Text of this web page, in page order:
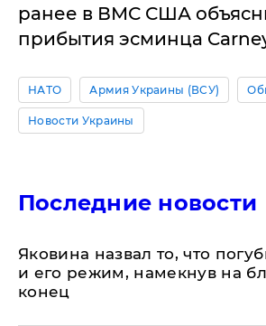
ранее в ВМС США
прибытия эсминца
НАТО Армия Украины (ВСУ)
Новости Украины
Последние новости
Яковина назвал то, что
и его режим, намекнув на
конец